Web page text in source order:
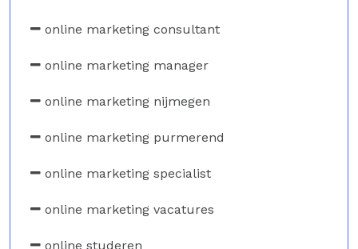
online marketing consultant
online marketing manager
online marketing nijmegen
online marketing purmerend
online marketing specialist
online marketing vacatures
online studeren